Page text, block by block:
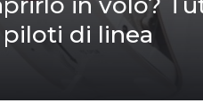
di linea